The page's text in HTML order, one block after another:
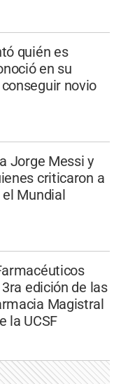
quién es
en su
novio
Jorge Messi y
criticaron a
Mundial
edición de las
Magistral
la UCSF